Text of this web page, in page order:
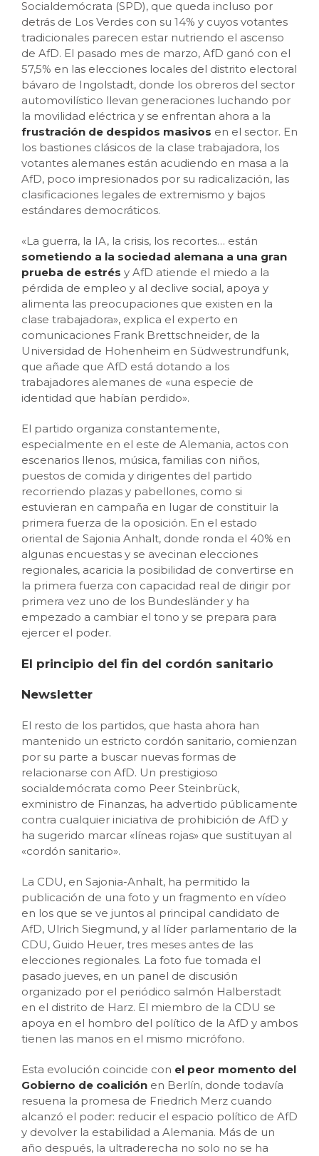
Socialdemócrata (SPD), que queda incluso por
detrás de Los Verdes con su 14% y cuyos votantes
tradicionales parecen estar nutriendo el ascenso
de AfD. El pasado mes de marzo, AfD ganó con el
57,5% en las elecciones locales del distrito electoral
bávaro de Ingolstadt, donde los obreros del sector
automovilístico llevan generaciones luchando por
la movilidad eléctrica y se enfrentan ahora a la
frustración de despidos masivos en el sector. En
los bastiones clásicos de la clase trabajadora, los
votantes alemanes están acudiendo en masa a la
AfD, poco impresionados por su radicalización, las
clasificaciones legales de extremismo y bajos
estándares democráticos.
«La guerra, la IA, la crisis, los recortes… están
sometiendo a la sociedad alemana a una gran
prueba de estrés y AfD atiende el miedo a la
pérdida de empleo y al declive social, apoya y
alimenta las preocupaciones que existen en la
clase trabajadora», explica el experto en
comunicaciones Frank Brettschneider, de la
Universidad de Hohenheim en Südwestrundfunk,
que añade que AfD está dotando a los
trabajadores alemanes de «una especie de
identidad que habían perdido».
El partido organiza constantemente,
especialmente en el este de Alemania, actos con
escenarios llenos, música, familias con niños,
puestos de comida y dirigentes del partido
recorriendo plazas y pabellones, como si
estuvieran en campaña en lugar de constituir la
primera fuerza de la oposición. En el estado
oriental de Sajonia Anhalt, donde ronda el 40% en
algunas encuestas y se avecinan elecciones
regionales, acaricia la posibilidad de convertirse en
la primera fuerza con capacidad real de dirigir por
primera vez uno de los Bundesländer y ha
empezado a cambiar el tono y se prepara para
ejercer el poder.
El principio del fin del cordón sanitario
Newsletter
El resto de los partidos, que hasta ahora han
mantenido un estricto cordón sanitario, comienzan
por su parte a buscar nuevas formas de
relacionarse con AfD. Un prestigioso
socialdemócrata como Peer Steinbrück,
exministro de Finanzas, ha advertido públicamente
contra cualquier iniciativa de prohibición de AfD y
ha sugerido marcar «líneas rojas» que sustituyan al
«cordón sanitario».
La CDU, en Sajonia-Anhalt, ha permitido la
publicación de una foto y un fragmento en vídeo
en los que se ve juntos al principal candidato de
AfD, Ulrich Siegmund, y al líder parlamentario de la
CDU, Guido Heuer, tres meses antes de las
elecciones regionales. La foto fue tomada el
pasado jueves, en un panel de discusión
organizado por el periódico salmón Halberstadt
en el distrito de Harz. El miembro de la CDU se
apoya en el hombro del político de la AfD y ambos
tienen las manos en el mismo micrófono.
Esta evolución coincide con el peor momento del
Gobierno de coalición en Berlín, donde todavía
resuena la promesa de Friedrich Merz cuando
alcanzó el poder: reducir el espacio político de AfD
y devolver la estabilidad a Alemania. Más de un
año después, la ultraderecha no solo no se ha